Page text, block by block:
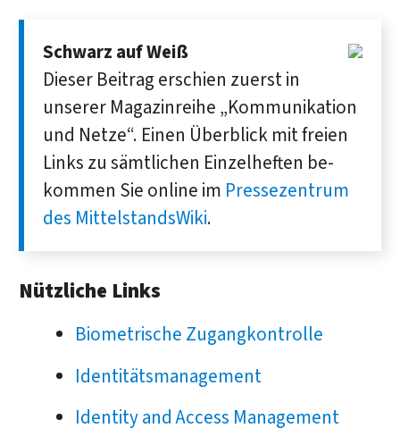
Schwarz auf Weiß
Dieser Bei­trag erschien zuerst in
unserer Magazin­reihe „Kom­munika­tion
und Netze“. Einen Über­blick mit freien
Links zu sämt­lichen Einzel­heften be­
kommen Sie online im Presse­zentrum
des MittelstandsWiki.
Nützliche Links
Biometrische Zugangkontrolle
Identitätsmanagement
Identity and Access Management